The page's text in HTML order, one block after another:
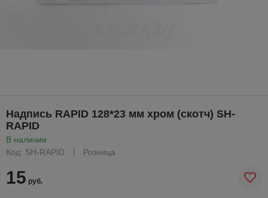
Надпись RAPID 128*23 мм хром (скотч) SH-
RAPID
В наличии
Код: SH-RAPID
Розница
15 руб.